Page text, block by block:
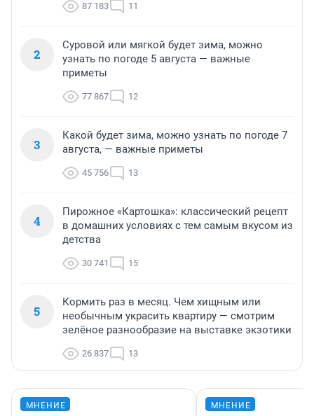
87 183 11
2
Суровой или мягкой будет зима, можно
узнать по погоде 5 августа — важные
приметы
77 867 12
3
Какой будет зима, можно узнать по погоде 7
августа, — важные приметы
45 756 13
4
Пирожное «Картошка»: классический рецепт
в домашних условиях с тем самым вкусом из
детства
30 741 15
5
Кормить раз в месяц. Чем хищным или
необычным украсить квартиру — смотрим
зелёное разнообразие на выставке экзотики
26 837 13
МНЕНИЕ МНЕНИЕ